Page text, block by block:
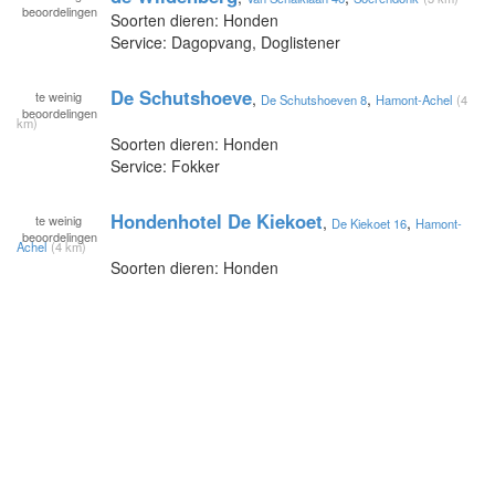
beoordelingen
Soorten dieren: Honden
Service: Dagopvang, Doglistener
te weinig
beoordelingen
De Schutshoeve, De Schutshoeven 8, Hamont-Achel (4
km)
Soorten dieren: Honden
Service: Fokker
te weinig
beoordelingen
Hondenhotel De Kiekoet, De Kiekoet 16, Hamont-
Achel (4 km)
Soorten dieren: Honden